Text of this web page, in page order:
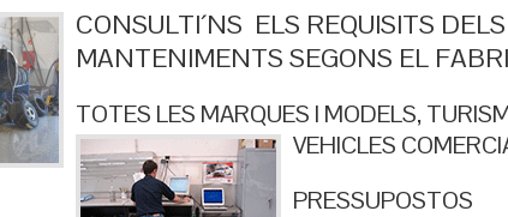
CONSULTI´NS ELS REQUISITS DELS
MANTENIMENTS SEGONS EL
TOTES LES MARQUES I MODELS,
VEHICLES
PRESSUPOSTOS